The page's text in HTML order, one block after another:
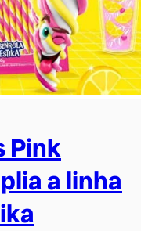
Pink
a linha